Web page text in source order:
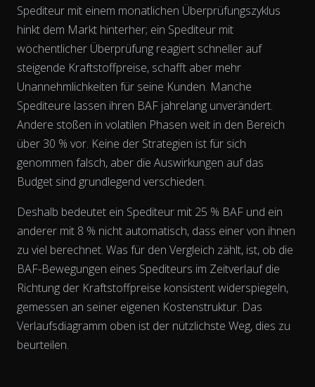
Spediteur mit einem monatlichen Überprüfungszyklus
hinkt dem Markt hinterher; ein Spediteur mit
wöchentlicher Überprüfung reagiert schneller auf
steigende Kraftstoffpreise, schafft aber mehr
Unannehmlichkeiten für seine Kunden. Manche
Spediteure lassen ihren BAF jahrelang unverändert.
Andere stoßen in volatilen Phasen weit in den Bereich
über 30 % vor. Keine der Strategien ist für sich
genommen falsch, aber die Auswirkungen auf das
Budget sind grundlegend verschieden.
Deshalb bedeutet ein Spediteur mit 25 % BAF und ein
anderer mit 8 % nicht automatisch, dass einer von ihnen
zu viel berechnet. Was für den Vergleich zählt, ist, ob die
BAF-Bewegungen eines Spediteurs im Zeitverlaufdie
Richtung der Kraftstoffpreise konsistent widerspiegeln,
gemessen an seiner eigenen Kostenstruktur. Das
Verlaufsdiagramm oben ist der nützlichste Weg, dies zu
beurteilen.